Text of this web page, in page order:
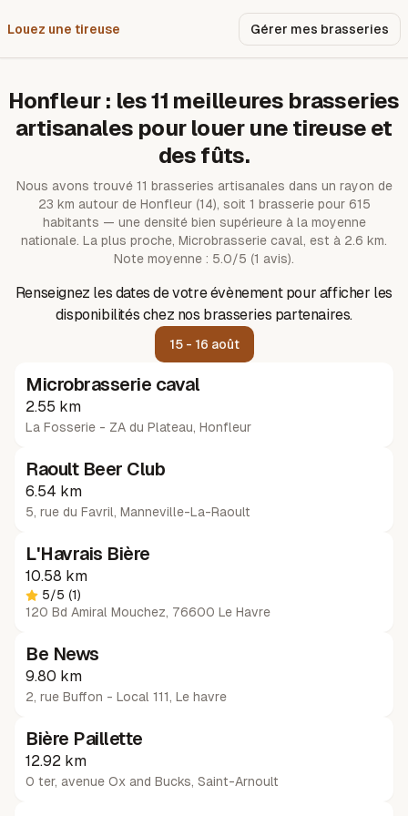
Louez une tireuse Gérer mes brasseries
Honfleur: les11 meilleures brasseries
artisanales pour louer une tireuse et
des fûts.
Nous avons trouvé 11 brasseries artisanales dans un rayon de
23 km autour de Honfleur(14), soit 1 brasserie pour 615
habitants — une densité bien supérieure à la moyenne
nationale. La plus proche, Microbrasserie caval, est à 2.6 km.
Note moyenne : 5.0/5 (1 avis).
Renseignez les dates de votre évènement pour afficher les
disponibilités chez nos brasseries partenaires.
15 - 16 août
Microbrasserie caval
2.55 km
La Fosserie - ZA du Plateau, Honfleur
Raoult Beer Club
6.54 km
5, rue du Favril, Manneville-La-Raoult
L'Havrais Bière
10.58 km
5/5 (1)
120 Bd Amiral Mouchez, 76600 Le Havre
Be News
9.80 km
2, rue Buffon - Local 111, Le havre
Bière Paillette
12.92 km
0 ter, avenue Ox and Bucks, Saint-Arnoult